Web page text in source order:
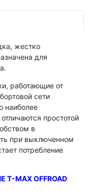
жестко
для
работающие от
сети
наиболее
простотой
в
при выключенном
потребление
MAX OFFROAD